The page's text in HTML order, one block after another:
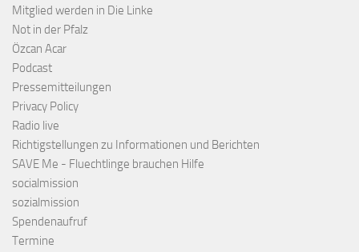
Mitglied werden in Die Linke
Not in der Pfalz
Özcan Acar
Podcast
Pressemitteilungen
Privacy Policy
Radio live
Richtigstellungen zu Informationen und Berichten
SAVE Me - Fluechtlinge brauchen Hilfe
socialmission
sozialmission
Spendenaufruf
Termine